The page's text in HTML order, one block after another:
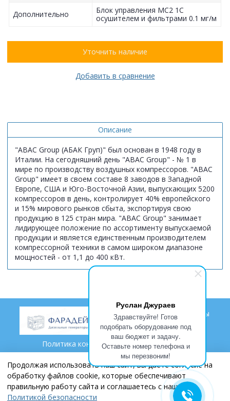
Руслан Джураев
Здравствуйте! Готов
подобрать оборудование под
ваш бюджет и задачу.
Оставьте номер телефона и
мы перезвоним!
Дополнительно
Блок управления MC2 1С
осушителем и фильтрами 0.1 мг/м
Уточнить наличие
Добавить в сравнение
Описание
"ABAC Group (АБАК Груп)" был основан в 1948 году в
Италии. На сегодняшний день "ABAC Group" - № 1 в
мире по производству воздушных компрессоров. "ABAC
Group" имеет в своем составе 8 заводов в Западной
Европе, США и Юго-Восточной Азии, выпускающих 5200
компрессоров в день, контролирует 40% европейского
и 15% мирового рынков сбыта, экспортируя свою
продукцию в 125 стран мира. "ABAC Group" занимает
лидирующее положение по ассортименту выпускаемой
продукции и является единственным производителем
компрессорной техники в самом широком диапазоне
мощностей - от 1,1 до 400 кВт.
Доставка Гарантии Проекты
Политика конфиденциальности и оферта
Пользовательское соглашение Контакты Партнеры
+7 (846) 269 79 69
Продолжая использовать наш сайт, вы даете согласие на
обработку файлов cookie, которые обеспечивают
правильную работу сайта и соглашаетесь с нашей
Политикой безопасности